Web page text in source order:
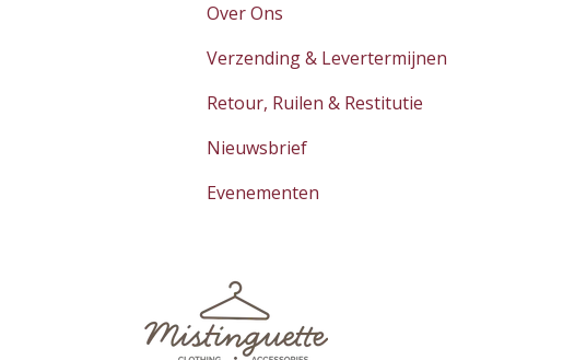
Over Ons
Verzending & Levertermijnen
Retour, Ruilen & Restitutie
Nieuwsbrief
Evenementen